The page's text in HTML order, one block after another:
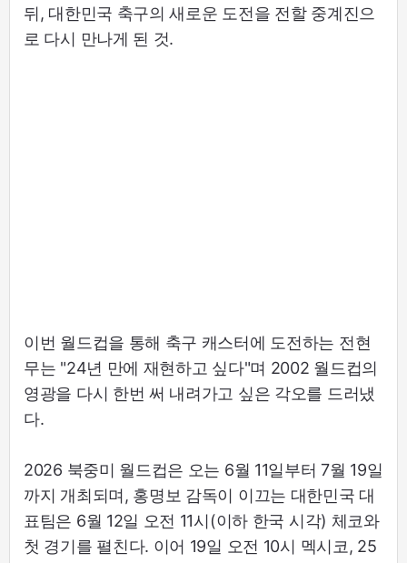
뒤, 대한민국 축구의 새로운 도전을 전할 중계진으
로 다시 만나게 된 것.
이번 월드컵을 통해 축구 캐스터에 도전하는 전현
무는 "24년 만에 재현하고 싶다"며 2002 월드컵의
영광을 다시 한번 써 내려가고 싶은 각오를 드러냈
다.
2026 북중미 월드컵은 오는 6월 11일부터 7월 19일
까지 개최되며, 홍명보 감독이 이끄는 대한민국 대
표팀은 6월 12일 오전 11시(이하 한국 시각) 체코와
첫 경기를 펼친다. 이어 19일 오전 10시 멕시코, 25